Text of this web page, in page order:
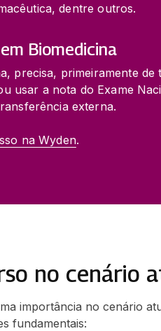
dentre outros.
Biomedicina
precisa, primeiramente
usar a nota do Exame
externa.
na Wyden.
no cenário
importância no cenário
fundamentais: